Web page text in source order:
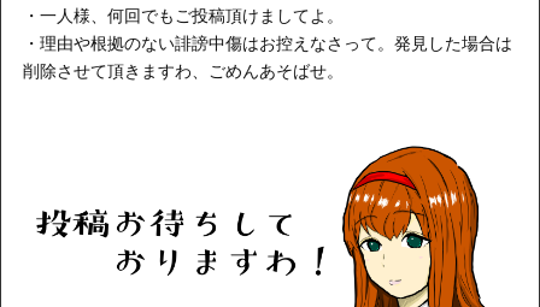
・一人様、何回でもご投稿頂けましてよ。
・理由や根拠のない誹謗中傷はお控えなさって。発見した場合は
削除させて頂きますわ、ごめんあそばせ。